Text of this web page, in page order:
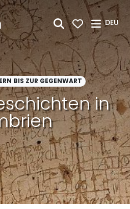
DEU
BIS ZUR GEGENWART
in